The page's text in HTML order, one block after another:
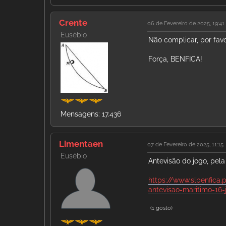
Crente
Eusébio
Mensagens: 17.436
06 de Fevereiro de 2025, 19:41
Não complicar, por
Força, BENFICA!
Limentaen
Eusébio
07 de Fevereiro de 2025, 11:15
Antevisão do jogo,
https://
antevisao-maritimo-
(1 gosto)